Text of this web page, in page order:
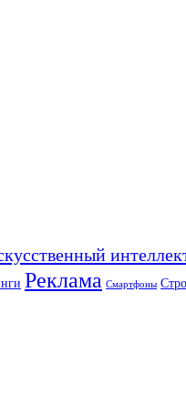
Реклама Смартфоны